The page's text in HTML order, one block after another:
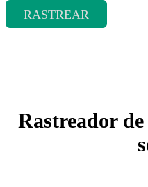
RASTREAR
Rastreador